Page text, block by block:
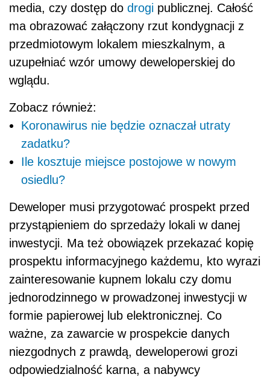
media, czy dostęp do drogi publicznej. Całość
ma obrazować załączony rzut kondygnacji z
przedmiotowym lokalem mieszkalnym, a
uzupełniać wzór umowy deweloperskiej do
wglądu.
Zobacz również:
Koronawirus nie będzie oznaczał utraty
zadatku?
Ile kosztuje miejsce postojowe w nowym
osiedlu?
Deweloper musi przygotować prospekt przed
przystąpieniem do sprzedaży lokali w danej
inwestycji. Ma też obowiązek przekazać kopię
prospektu informacyjnego każdemu, kto wyrazi
zainteresowanie kupnem lokalu czy domu
jednorodzinnego w prowadzonej inwestycji w
formie papierowej lub elektronicznej. Co
ważne, za zawarcie w prospekcie danych
niezgodnych z prawdą, deweloperowi grozi
odpowiedzialność karna, a nabywcy